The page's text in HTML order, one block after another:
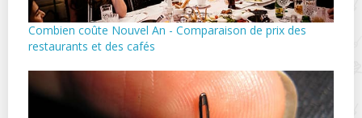
Combien coûte Nouvel An - Comparaison de prix des
restaurants et des cafés